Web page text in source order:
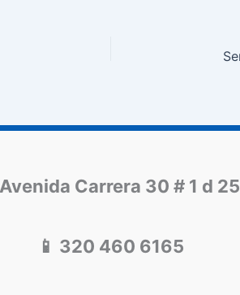
Avenida Carrera 30 # 1 d 25
📱 320 460 6165